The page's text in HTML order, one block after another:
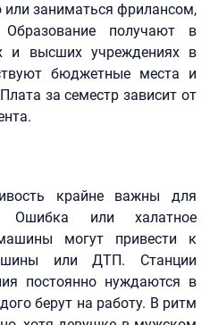
заниматься фрилансом,
получают в
и высших учреждениях в
бюджетные места и
за семестр зависит от
крайне важны для
Ошибка или халатное
могут привести к
или ДТП. Станции
постоянно нуждаются в
берут на работу. В ритм